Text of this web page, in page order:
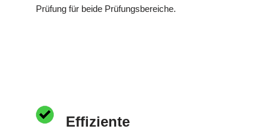
Prüfung für beide Prüfungsbereiche.
Effiziente